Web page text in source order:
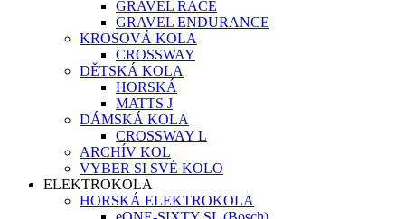
GRAVEL RACE
GRAVEL ENDURANCE
KROSOVÁ KOLA
CROSSWAY
DĚTSKÁ KOLA
HORSKÁ
MATTS J
DÁMSKÁ KOLA
CROSSWAY L
ARCHÍV KOL
VYBER SI SVÉ KOLO
ELEKTROKOLA
HORSKÁ ELEKTROKOLA